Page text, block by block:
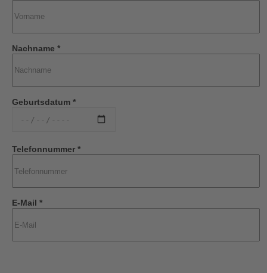
Nachname *
Geburtsdatum *
Telefonnummer *
E-Mail *